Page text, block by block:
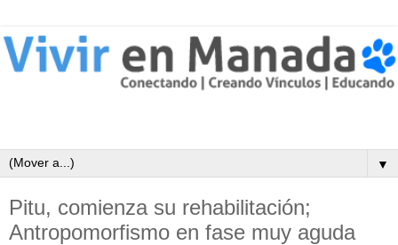
▼
Pitu, comienza su rehabilitación;
Antropomorfismo en fase muy aguda